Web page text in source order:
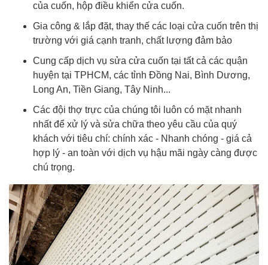
của cuốn, hộp điều khiển cửa cuốn.
Gia công & lắp đặt, thay thế các loại cửa cuốn trên thị
trường với giá cạnh tranh, chất lượng đảm bảo
Cung cấp dịch vụ sửa cửa cuốn tại tất cả các quận
huyện tại TPHCM, các tỉnh Đồng Nai, Bình Dương,
Long An, Tiền Giang, Tây Ninh...
Các đội thợ trực của chúng tôi luôn có mặt nhanh
nhất để xử lý và sửa chữa theo yêu cầu của quý
khách với tiêu chí: chính xác - Nhanh chóng - giá cả
hợp lý - an toàn với dịch vụ hậu mãi ngày càng được
chú trọng.